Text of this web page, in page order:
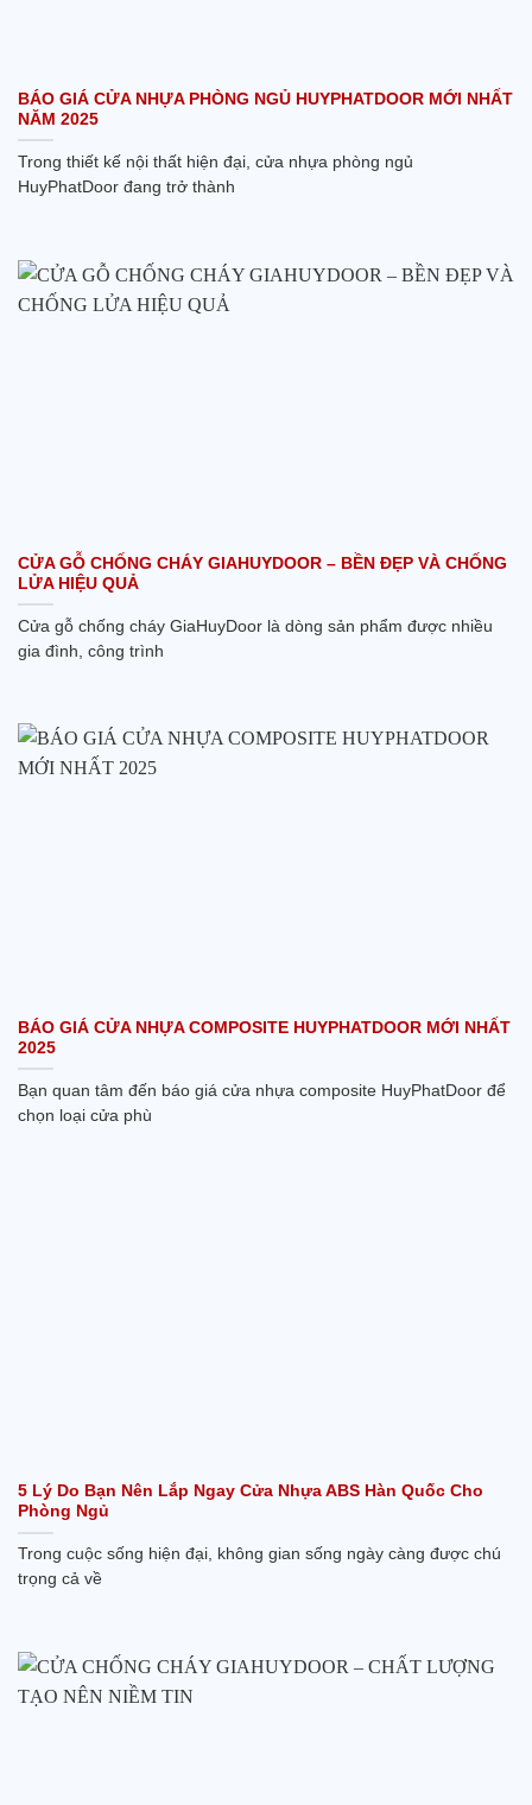
BÁO GIÁ CỬA NHỰA PHÒNG NGỦ HUYPHATDOOR MỚI NHẤT
NĂM 2025
Trong thiết kế nội thất hiện đại, cửa nhựa phòng ngủ
HuyPhatDoor đang trở thành
CỬA GỖ CHỐNG CHÁY GIAHUYDOOR – BỀN ĐẸP VÀ CHỐNG
LỬA HIỆU QUẢ
Cửa gỗ chống cháy GiaHuyDoor là dòng sản phẩm được nhiều
gia đình, công trình
BÁO GIÁ CỬA NHỰA COMPOSITE HUYPHATDOOR MỚI NHẤT
2025
Bạn quan tâm đến báo giá cửa nhựa composite HuyPhatDoor để
chọn loại cửa phù
5 Lý Do Bạn Nên Lắp Ngay Cửa Nhựa ABS Hàn Quốc Cho
Phòng Ngủ
Trong cuộc sống hiện đại, không gian sống ngày càng được chú
trọng cả về